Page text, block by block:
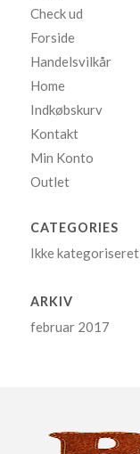
Check ud
Forside
Handelsvilkår
Home
Indkøbskurv
Kontakt
Min Konto
Outlet
CATEGORIES
Ikke kategoriseret
ARKIV
februar 2017